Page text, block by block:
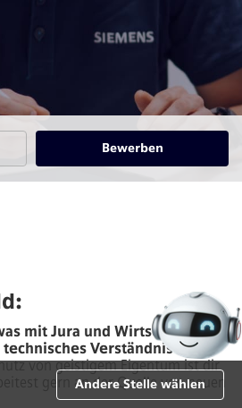
Bewerben
mit Jura und Wirtschaft
Verständnis für
von geistigem Eigentum ist dir
gern an der Quelle von neuen
Andere Stelle wählen